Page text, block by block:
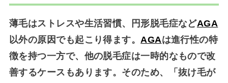
薄毛はストレスや生活習慣、円形脱毛症などAGA
以外の原因でも起こり得ます。AGAは進行性の特
徴を持つ一方で、他の脱毛症は一時的なもので改
善するケースもあります。そのため、
「抜け毛が